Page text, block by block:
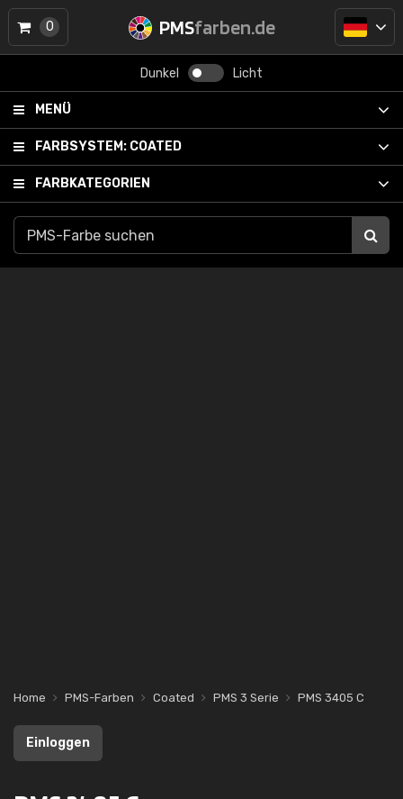
PMSfarben.de
Dunkel Licht
MENÜ
FARBSYSTEM: COATED
FARBKATEGORIEN
0
Home PMS-Farben Coated PMS 3 Serie PMS 3405 C
Einloggen